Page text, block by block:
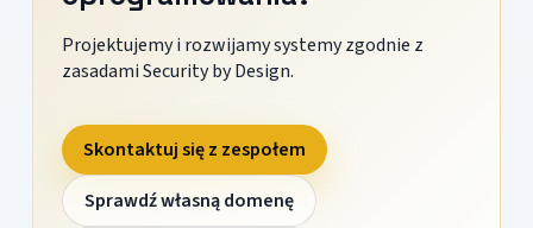
Projektujemy i rozwijamy systemy zgodnie z
zasadami Security by Design.
Skontaktuj się z zespołem
Sprawdź własną domenę